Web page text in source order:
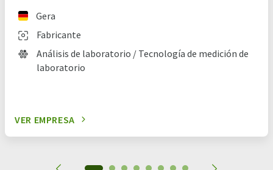
Gera
Fabricante
Análisis de laboratorio / Tecnología de medición de
laboratorio
VER EMPRESA